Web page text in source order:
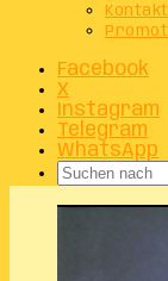
Kontakt
Facebook
X
Instagram
Telegram
WhatsApp